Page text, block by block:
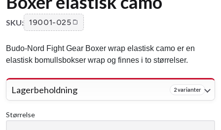
SKU: 19001-025
Budo-Nord Fight Gear Boxer wrap elastisk camo er en
elastisk bomullsbokser wrap og finnes i to størrelser.
Lagerbeholdning 2 varianter
Størrelse